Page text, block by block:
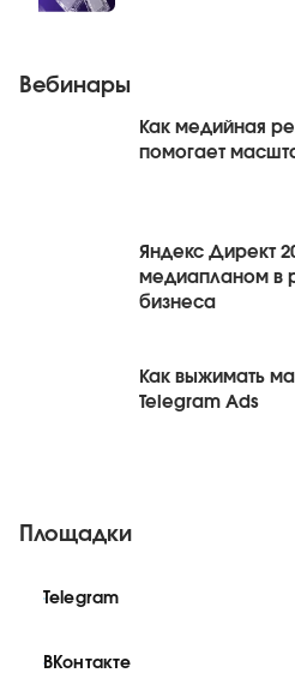
Вебинары
Как медийная
помогает
Яндекс Директ
медиапланом в
бизнеса
Как выжимать
Telegram Ads
Площадки
Telegram
ВКонтакте